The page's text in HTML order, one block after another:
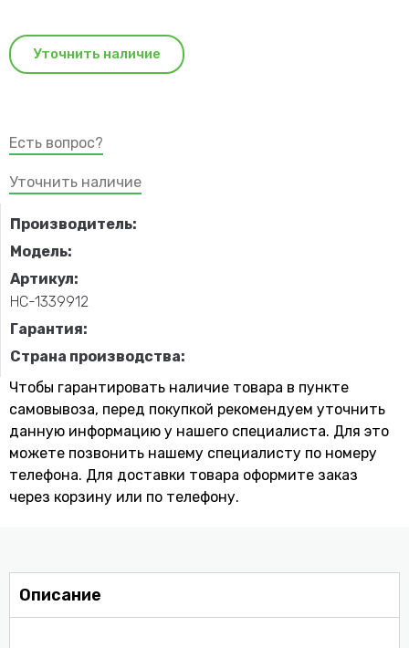
Уточнить наличие
Есть вопрос?
Уточнить наличие
Производитель:
Модель:
Артикул:
НС-1339912
Гарантия:
Страна производства:
Чтобы гарантировать наличие товара в пункте
самовывоза, перед покупкой рекомендуем уточнить
данную информацию у нашего специалиста. Для это
можете позвонить нашему специaлисту по номеру
телефона. Для доставки товара оформите заказ
через корзину или по телефону.
Описание